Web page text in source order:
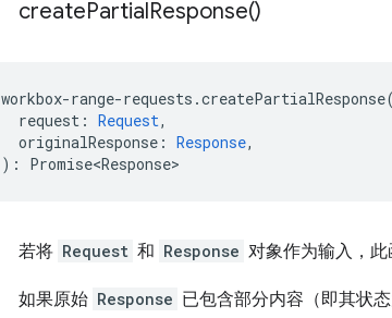
createPartialResponse()
workbox-range-requests .createPartialResponse(
request : Request,
originalResponse : Response,
) : Promise<Response>
若将 Request 和 Response 对象作为输入，
如果原始 Response 已包含部分内容（即其状